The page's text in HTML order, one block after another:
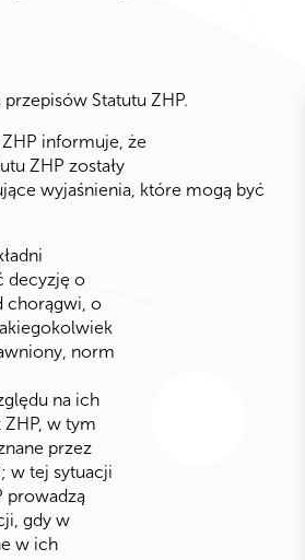
Statutu ZHP.
ZHP informuje, że
ZHP zostały
wyjaśnienia, które mogą być
decyzję o
chorągwi, o
norm
na ich
ZHP, w tym
przez
w tej sytuacji
prowadzą
gdy w
w ich